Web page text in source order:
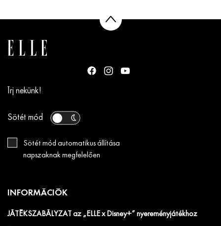
Írj nekünk!
Sötét mód
Sötét mód automatikus állítása
napszaknak megfelelően
INFORMÁCIÓK
JÁTÉKSZABÁLYZAT az „ELLE x Disney+” nyereményjátékhoz